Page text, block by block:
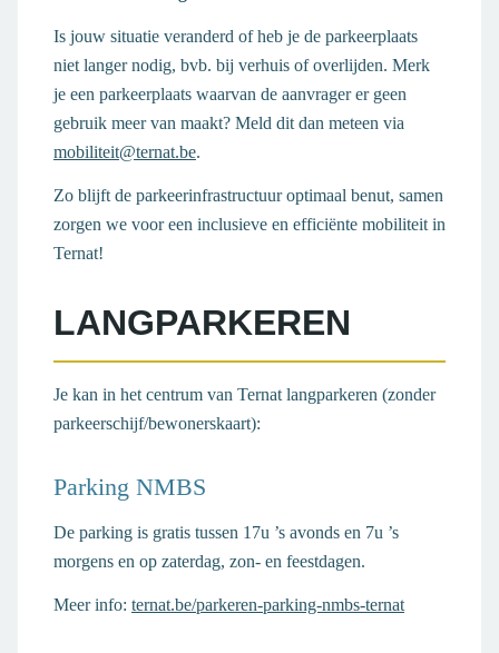
Is jouw situatie veranderd of heb je de parkeerplaats
niet langer nodig, bvb. bij verhuis of overlijden. Merk
je een parkeerplaats waarvan de aanvrager er geen
gebruik meer van maakt? Meld dit dan meteen via
mobiliteit@ternat.be.
Zo blijft de parkeerinfrastructuur optimaal benut, samen
zorgen we voor een inclusieve en efficiënte mobiliteit in
Ternat!
LANGPARKEREN
Je kan in het centrum van Ternat langparkeren (zonder
parkeerschijf/bewonerskaart):
Parking NMBS
De parking is gratis tussen 17u ’s avonds en 7u ’s
morgens en op zaterdag, zon- en feestdagen.
Meer info: ternat.be/parkeren-parking-nmbs-ternat